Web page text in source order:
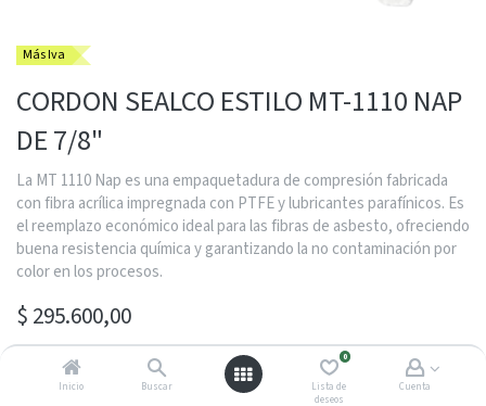
Inicio Buscar
0
Lista de
deseos
Cuenta
Más Iva
CORDON SEALCO ESTILO MT-1110 NAP
DE 7/8"
La MT 1110 Nap es una empaquetadura de compresión fabricada
con fibra acrílica impregnada con PTFE y lubricantes parafínicos. Es
el reemplazo económico ideal para las fibras de asbesto, ofreciendo
buena resistencia química y garantizando la no contaminación por
color en los procesos.
$ 295.600,00
Contactarme con un asesor